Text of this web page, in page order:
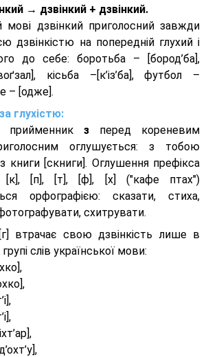
→ дзвінкий + дзвінкий.
мові дзвінкий приголосний завжди
дзвінкістю на попередній глухий і
до себе: боротьба – [бород’ба],
кісьба –[к’із’ба], футбол –
– [одже].
глухістю:
прийменник з перед кореневим
оглушується: з тобою
з книги [скниги]. Оглушення префікса
[п], [т], [ф], [х] ("кафе птах")
орфографією: сказати, стиха,
схитрувати.
втрачає свою дзвінкість лише в
слів української мови: